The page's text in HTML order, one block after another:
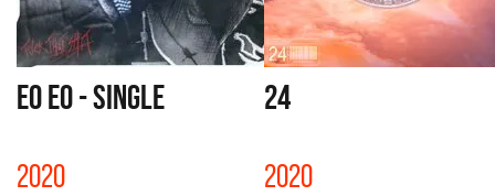
EO EO - SINGLE
2020
24
2020